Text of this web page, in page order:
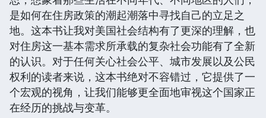
是如何在住房政策的潮起潮落中寻找自己的立足之
地。这本书让我对美国社会结构有了更深的理解，也
对住房这一基本需求所承载的复杂社会功能有了全新
的认识。对于任何关心社会公平、城市发展以及公民
权利的读者来说，这本书绝对不容错过，它提供了一
个宏观的视角，让我们能够更全面地审视这个国家正
在经历的挑战与变革。